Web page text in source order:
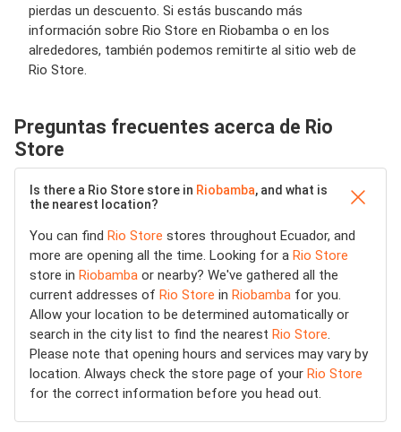
pierdas un descuento. Si estás buscando más
información sobre Rio Store en Riobamba o en los
alrededores, también podemos remitirte al sitio web de
Rio Store.
Preguntas frecuentes acerca de Rio
Store
Is there a Rio Store store in Riobamba, and what is
the nearest location?
You can find Rio Store stores throughout Ecuador, and
more are opening all the time. Looking for a Rio Store
store in Riobamba or nearby? We've gathered all the
current addresses of Rio Store in Riobamba for you.
Allow your location to be determined automatically or
search in the city list to find the nearest Rio Store.
Please note that opening hours and services may vary by
location. Always check the store page of your Rio Store
for the correct information before you head out.